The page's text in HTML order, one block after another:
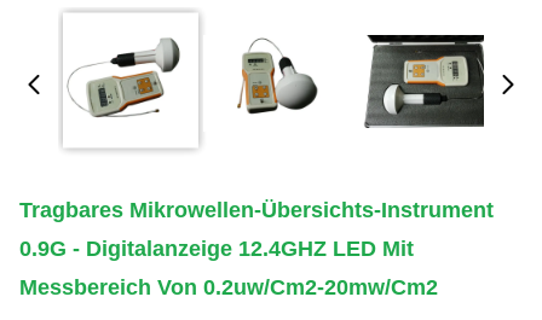
Tragbares Mikrowellen-Übersichts-Instrument
0.9G - Digitalanzeige 12.4GHZ LED Mit
Messbereich Von 0.2uw/Cm2-20mw/Cm2